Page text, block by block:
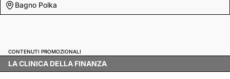
Bagno Polka
CONTENUTI PROMOZIONALI
LA CLINICA DELLA FINANZA